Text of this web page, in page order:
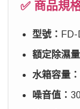
✅ 商品規
型號：
額定除濕量
水箱容量：
噪音值：